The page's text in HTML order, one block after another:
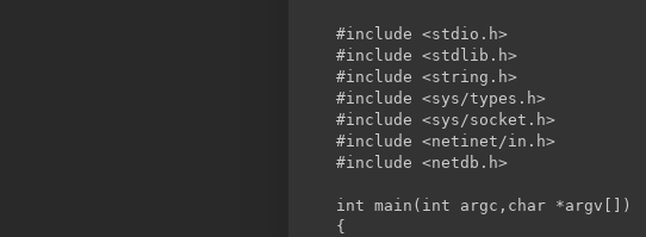
#include <stdio.h>
#include <stdlib.h>
#include <string .h>
#include <sys/types.h>
#include <sys/socket.h>
#include <netinet/in .h>
#include <netdb.h>
int main( int argc, char *argv[])
{